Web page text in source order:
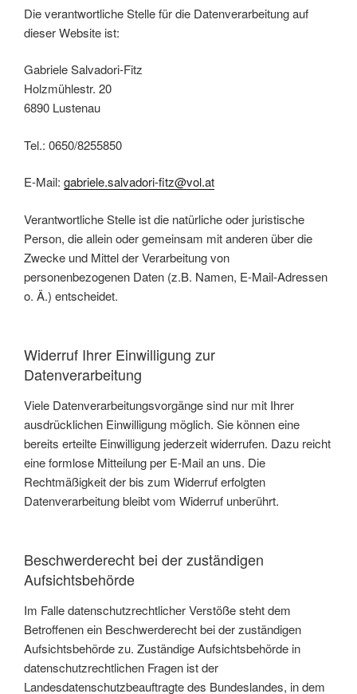
Die verantwortliche Stelle für die Datenverarbeitung auf
dieser Website ist:
Gabriele Salvadori-Fitz
Holzmühlestr. 20
6890 Lustenau
Tel.: 0650/8255850
E-Mail: gabriele.salvadori-fitz@vol.at
Verantwortliche Stelle ist die natürliche oder juristische
Person, die allein oder gemeinsam mit anderen über die
Zwecke und Mittel der Verarbeitung von
personenbezogenen Daten (z.B. Namen, E-Mail-Adressen
o. Ä.) entscheidet.
Widerruf Ihrer Einwilligung zur
Datenverarbeitung
Viele Datenverarbeitungsvorgänge sind nur mit Ihrer
ausdrücklichen Einwilligung möglich. Sie können eine
bereits erteilte Einwilligung jederzeit widerrufen. Dazu reicht
eine formlose Mitteilung per E-Mail an uns. Die
Rechtmäßigkeit der bis zum Widerruf erfolgten
Datenverarbeitung bleibt vom Widerruf unberührt.
Beschwerderecht bei der zuständigen
Aufsichtsbehörde
Im Falle datenschutzrechtlicher Verstöße steht dem
Betroffenen ein Beschwerderecht bei der zuständigen
Aufsichtsbehörde zu. Zuständige Aufsichtsbehörde in
datenschutzrechtlichen Fragen ist der
Landesdatenschutzbeauftragte des Bundeslandes, in dem